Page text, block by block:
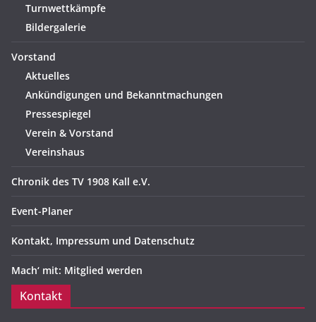
Turnwettkämpfe
Bildergalerie
Vorstand
Aktuelles
Ankündigungen und Bekanntmachungen
Pressespiegel
Verein & Vorstand
Vereinshaus
Chronik des TV 1908 Kall e.V.
Event-Planer
Kontakt, Impressum und Datenschutz
Mach‘ mit: Mitglied werden
Kontakt